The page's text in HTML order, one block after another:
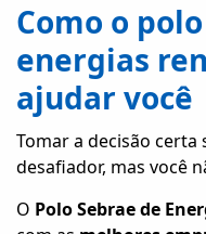
Como o
energias
ajudar você
Tomar a decisão
desafiador, mas você
O Polo Sebrae de